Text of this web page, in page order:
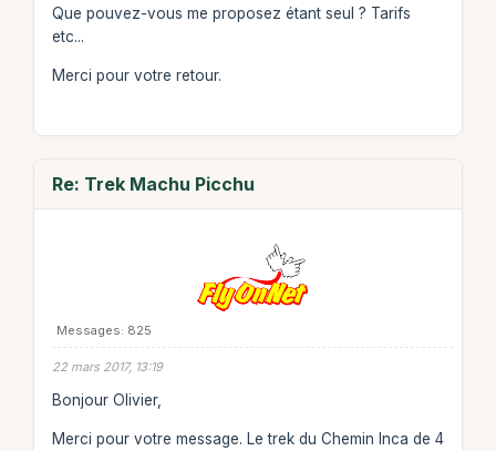
Que pouvez-vous me proposez étant seul ? Tarifs
etc...
Merci pour votre retour.
Re: Trek Machu Picchu
Messages: 825
22 mars 2017, 13:19
Bonjour Olivier,
Merci pour votre message. Le trek du Chemin Inca de 4